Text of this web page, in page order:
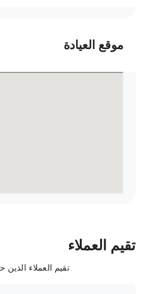
موقع العيادة
العملاء
تقيم العملاء الذين